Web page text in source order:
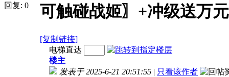
回复: 0
可触碰战姬〗+冲级送万
[复制链接]
电梯直达
楼主
发表于 2025-6-21 20:51:55 | 只看该作者